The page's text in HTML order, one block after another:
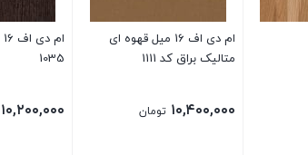
ام دی اف 16 میل قهوه ای
متالیک براق کد 1111
۱۰,۴۰۰,۰۰۰ تومان
1035
۱۰,۲۰۰,۰۰۰